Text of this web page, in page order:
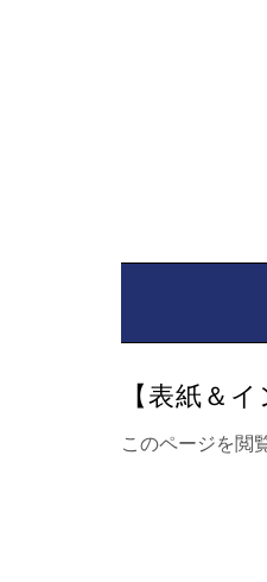
【表紙＆
このページを閲